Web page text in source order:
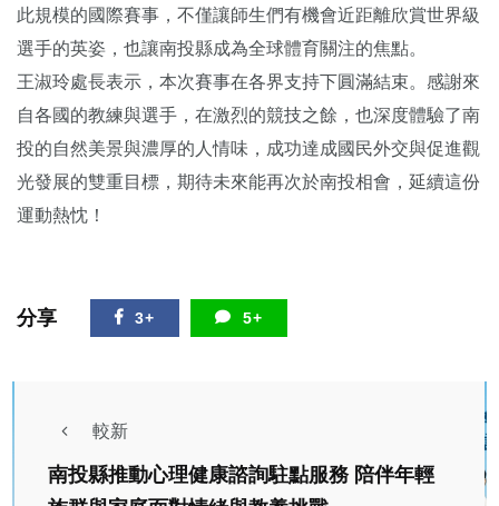
此規模的國際賽事，不僅讓師生們有機會近距離欣賞世界級
選手的英姿，也讓南投縣成為全球體育關注的焦點。
王淑玲處長表示，本次賽事在各界支持下圓滿結束。感謝來
自各國的教練與選手，在激烈的競技之餘，也深度體驗了南
投的自然美景與濃厚的人情味，成功達成國民外交與促進觀
光發展的雙重目標，期待未來能再次於南投相會，延續這份
運動熱忱！
分享 3+ 5+
較新
南投縣推動心理健康諮詢駐點服務 陪伴年輕